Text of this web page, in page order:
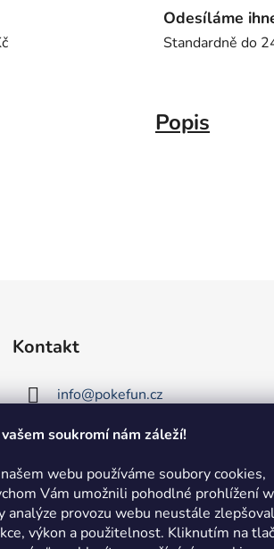
soukromí nám záleží!
webu používáme soubory cookies,
Vám umožnili pohodlné prohlížení
analýze provozu webu neustále
výkon a použitelnost. Kliknutím na
Odesíláme
Standardně do
Popis
Kontakt
info@pokefun.cz
+420 735 078 409